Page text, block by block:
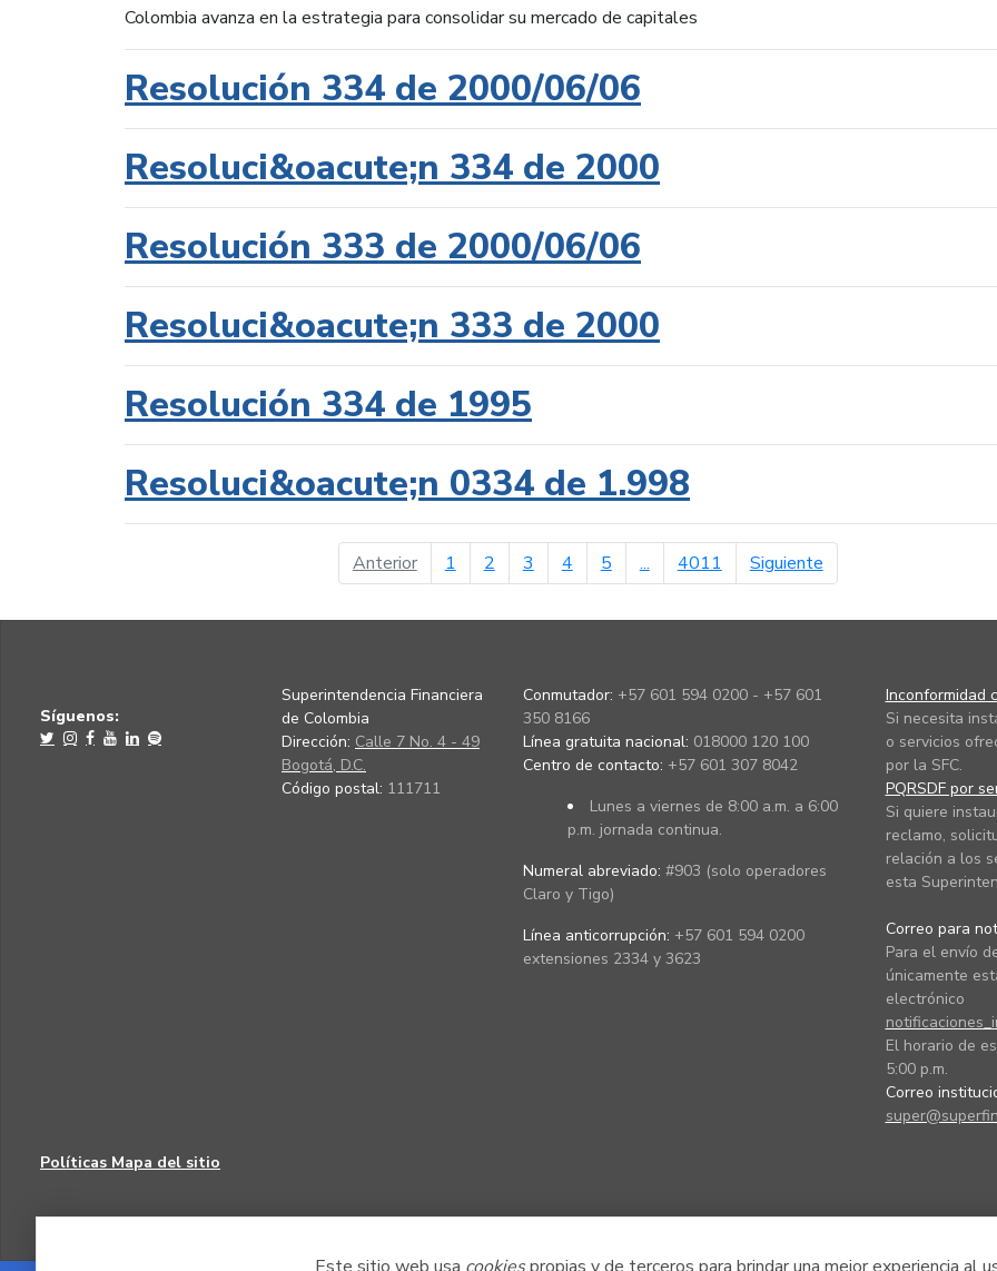
Colombia avanza en la estrategia para consolidar su mercado de capitales
Resolución 334 de 2000/06/06
Resoluci&oacute;n 334 de 2000
Resolución 333 de 2000/06/06
Resoluci&oacute;n 333 de 2000
Resolución 334 de 1995
Resoluci&oacute;n 0334 de 1.998
Anteriorpágina anterior
1 2 3 4 5 ... 4011 Siguientepágina siguiente
Síguenos:
Superintendencia Financiera
de Colombia
Dirección: Calle 7 No. 4 - 49
Bogotá, D.C.
Código postal: 111711
Conmutador: +57 601 594 0200 - +57 601
350 8166
Línea gratuita nacional: 018000 120 100
Centro de contacto: +57 601 307 8042
Lunes a viernes de 8:00 a.m. a 6:00
p.m. jornada continua.
Numeral abreviado: #903 (solo operadores
Claro y Tigo)
Línea anticorrupción: +57 601 594 0200
extensiones 2334 y 3623
Inconformidad
Si necesita
o servicios
por la SFC.
PQRSDF por
Si quiere
reclamo,
relación a los
esta
Correo para
Para el envío
únicamente
electrónico
El horario de
5:00 p.m.
Correo
Políticas Mapa del sitio